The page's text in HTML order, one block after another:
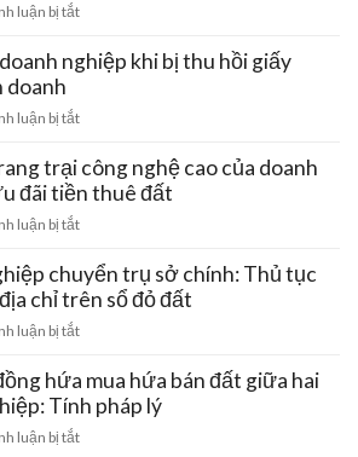
luận bị tắtở
ro
khi
đất
đai
viết
tay
và
cách
nút
thắt
lý
nghiệp khi bị thu hồi giấy
doanh
luận bị tắtở
lý
đất
nghiệp
bị
thu
kinh
doanh
trại công nghệ cao của doanh
đãi tiền thuê đất
luận bị tắtở
làm
trang
công
cao
của
chuyển trụ sở chính: Thủ tục
chỉ trên sổ đỏ đất
luận bị tắtở
nghiệp
chuyển
trụ
sở
hứa mua hứa bán đất giữa hai
Tính pháp lý
luận bị tắtở